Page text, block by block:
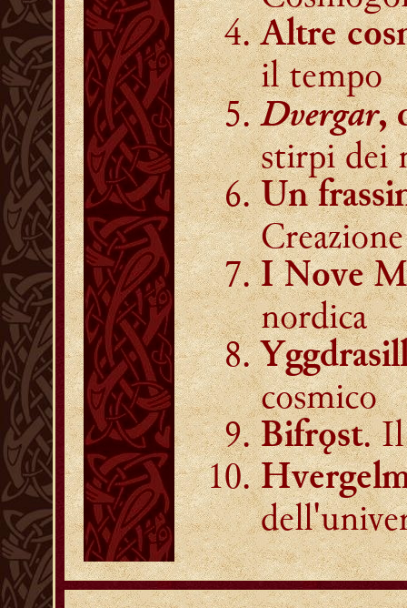
Altre
il tempo
Dvergar,
stirpi dei
Un
I Nove
nordica
cosmico
Bifrǫst. Il